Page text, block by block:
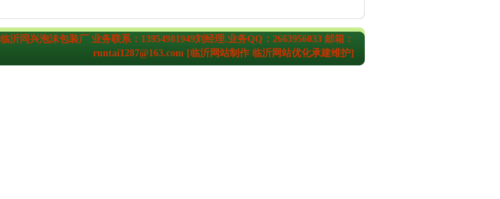
临沂同兴泡沫包装厂 业务联系：13954981949刘经理.业务QQ：2663956033 邮箱：
runtai1287@163.com [临沂网站制作 临沂网站优化承建维护]